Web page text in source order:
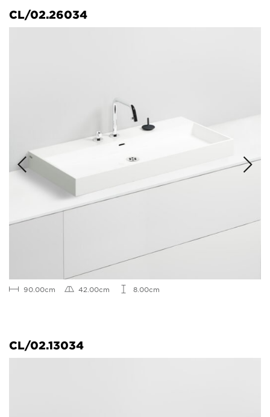
CL/02.26034
90.00cm 42.00cm 8.00cm
CL/02.13034